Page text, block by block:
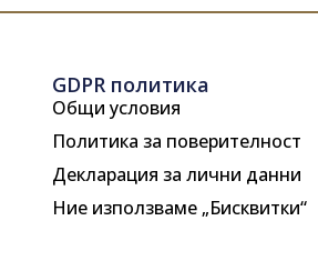
GDPR политика
Общи условия
Политика за поверителност
Декларация за лични данни
Ние използваме „Бисквитки“